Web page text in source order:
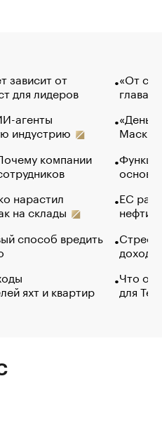
зависит от
для лидеров
агенты
индустрию
компании
нарастил
на склады
способ вредить
яхт и квартир
«От
глава
Маск в
основ
ЕС
нефти
Что
для